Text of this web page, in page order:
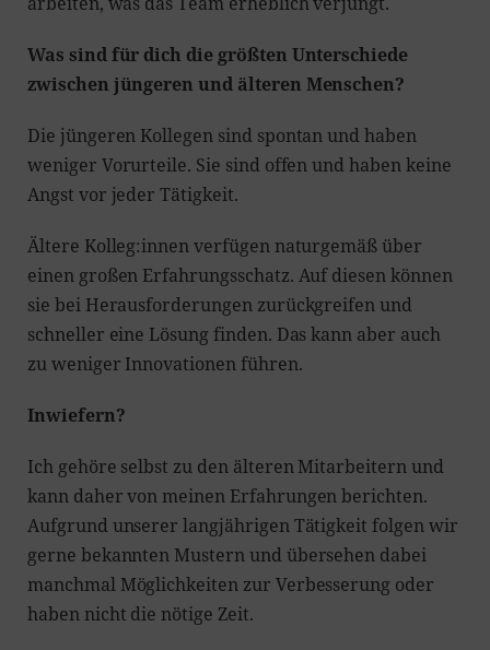
Was sind für dich die größten Unterschiede
zwischen jüngeren und älteren Menschen?
Die jüngeren Kollegen sind spontan und haben
weniger Vorurteile. Sie sind offen und haben keine
Angst vor jeder Tätigkeit.
Ältere Kolleg:innen verfügen naturgemäß über
einen großen Erfahrungsschatz. Auf diesen können
sie bei Herausforderungen zurückgreifen und
schneller eine Lösung finden. Das kann aber auch
zu weniger Innovationen führen.
Inwiefern?
Ich gehöre selbst zu den älteren Mitarbeitern und
kann daher von meinen Erfahrungen berichten.
Aufgrund unserer langjährigen Tätigkeit folgen wir
gerne bekannten Mustern und übersehen dabei
manchmal Möglichkeiten zur Verbesserung oder
haben nicht die nötige Zeit.